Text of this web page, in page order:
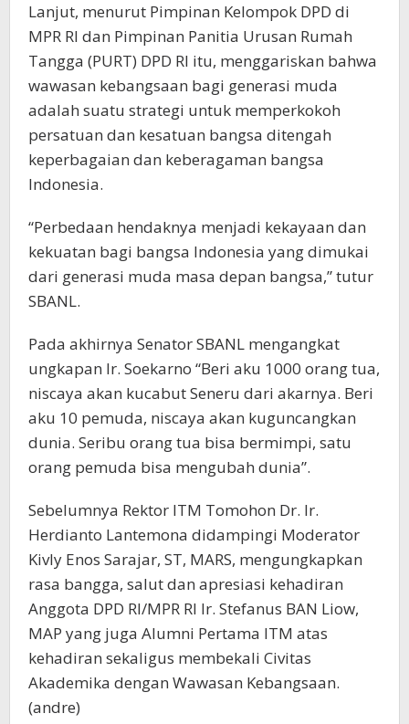
Lanjut, menurut Pimpinan Kelompok DPD di
MPR RI dan Pimpinan Panitia Urusan Rumah
Tangga (PURT) DPD RI itu, menggariskan bahwa
wawasan kebangsaan bagi generasi muda
adalah suatu strategi untuk memperkokoh
persatuan dan kesatuan bangsa ditengah
keperbagaian dan keberagaman bangsa
Indonesia.
“Perbedaan hendaknya menjadi kekayaan dan
kekuatan bagi bangsa Indonesia yang dimukai
dari generasi muda masa depan bangsa,” tutur
SBANL.
Pada akhirnya Senator SBANL mengangkat
ungkapan Ir. Soekarno “Beri aku 1000 orang tua,
niscaya akan kucabut Seneru dari akarnya. Beri
aku 10 pemuda, niscaya akan kuguncangkan
dunia. Seribu orang tua bisa bermimpi, satu
orang pemuda bisa mengubah dunia”.
Sebelumnya Rektor ITM Tomohon Dr. Ir.
Herdianto Lantemona didampingi Moderator
Kivly Enos Sarajar, ST, MARS, mengungkapkan
rasa bangga, salut dan apresiasi kehadiran
Anggota DPD RI/MPR RI Ir. Stefanus BAN Liow,
MAP yang juga Alumni Pertama ITM atas
kehadiran sekaligus membekali Civitas
Akademika dengan Wawasan Kebangsaan.
(andre)